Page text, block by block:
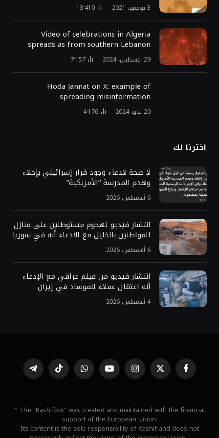
3 نوفمبر، 2021 13٬410
Video of celebrations in Algeria
spreads as from southern Lebanon
29 أغسطس، 2024 7٬157
Hoda Jannat on X: example of
spreading misinformation
20 يناير، 2024 4٬176
اخترنا لك
لا صحة لادعاء وجود قرار إسرائيلي بإخلاء
وهدم المدرسة “الأمريكية”
6 أغسطس، 2026
انتشار فيديو لهجوم مستوطنين على منازل
المواطنين بالخليل مع الادعاء أنه في سوريا
6 أغسطس، 2026
انتشار فيديو من فيلم عراقي مع الإدعاء
أنه اعتقال عملاء للموساد في إيران
4 أغسطس، 2026
فيسبوك X
(Twitter)
الانستغراميوتيوب واتساب تيكتوك تيلقرام
" The "Kashifbot" was created and maintained with the financial
support of the European Union.
Its content is the sole responsibility of Kashif and does not